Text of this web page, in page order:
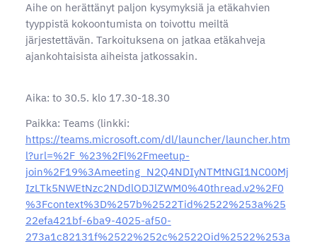
Aihe on herättänyt paljon kysymyksiä ja etäkahvien
tyyppistä kokoontumista on toivottu meiltä
järjestettävän. Tarkoituksena on jatkaa etäkahveja
ajankohtaisista aiheista jatkossakin.
Aika: to 30.5. klo 17.30-18.30
Paikka: Teams (linkki:
https://teams.microsoft.com/dl/launcher/launcher.htm
l?url=%2F_%23%2Fl%2Fmeetup-
join%2F19%3Ameeting_N2Q4NDIyNTMtNGI1NC00Mj
IzLTk5NWEtNzc2NDdlODJlZWM0%40thread.v2%2F0
%3Fcontext%3D%257b%2522Tid%2522%253a%25
22efa421bf-6ba9-4025-af50-
273a1c82131f%2522%252c%2522Oid%2522%253a